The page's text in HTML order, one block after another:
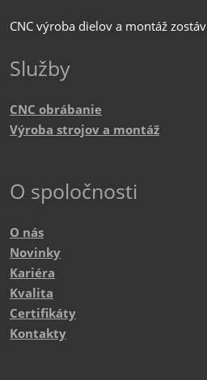
CNC výroba dielov a montáž
Služby
CNC obrábanie
Výroba strojov a montáž
O spoločnosti
O nás
Novinky
Kariéra
Kvalita
Certifikáty
Kontakty